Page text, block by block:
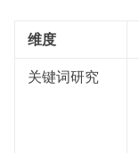
维度
关键词研究